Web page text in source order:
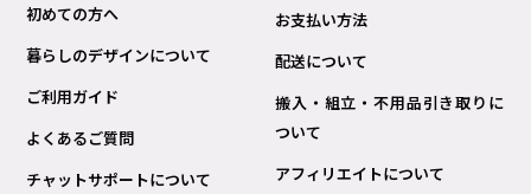
初めての方へ
暮らしのデザインについて
ご利用ガイド
よくあるご質問
チャットサポートについて
お支払い方法
配送について
搬入・組立・不用品引き取りに
ついて
アフィリエイトについて